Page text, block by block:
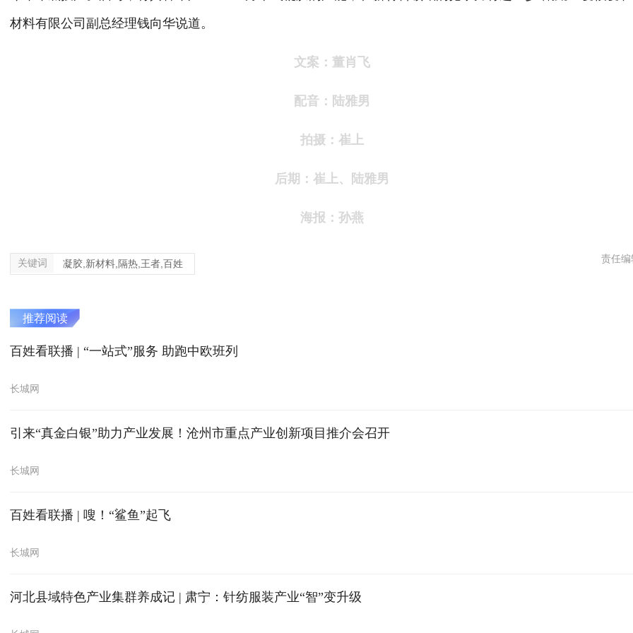
材料有限公司副总经理钱向华说道。
文案： 董肖飞
配音： 陆雅男
拍摄：崔上
后期： 崔上、陆雅男
海报：孙燕
关键词 凝胶,新材料,隔热,王者,百姓 责任
推荐阅读
百姓看联播 | “一站式”服务 助跑中欧班列
长城网
引来“真金白银”助力产业发展！沧州市重点产业创新项目推介会召开
长城网
百姓看联播 | 嗖！“鲨鱼”起飞
长城网
河北县域特色产业集群养成记 | 肃宁：针纺服装产业“智”变升级